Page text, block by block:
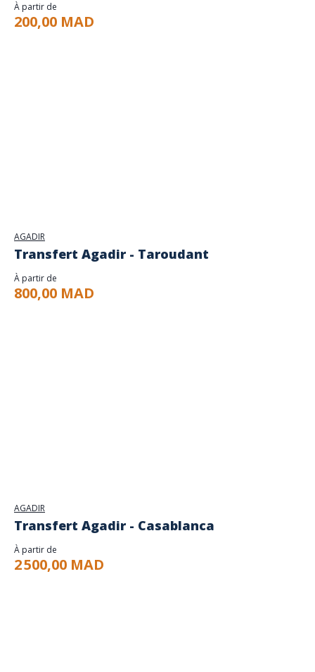
À partir de
200,00 MAD
AGADIR
Transfert Agadir - Taroudant
À partir de
800,00 MAD
AGADIR
Transfert Agadir - Casablanca
À partir de
2 500,00 MAD